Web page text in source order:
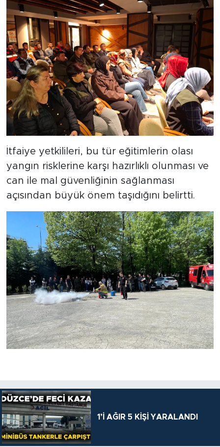
İtfaiye yetkilileri, bu tür eğitimlerin olası
yangın risklerine karşı hazırlıklı olunması ve
can ile mal güvenliğinin sağlanması
açısından büyük önem taşıdığını belirtti.
1’İ AĞIR 5 KİŞİ YARALANDI